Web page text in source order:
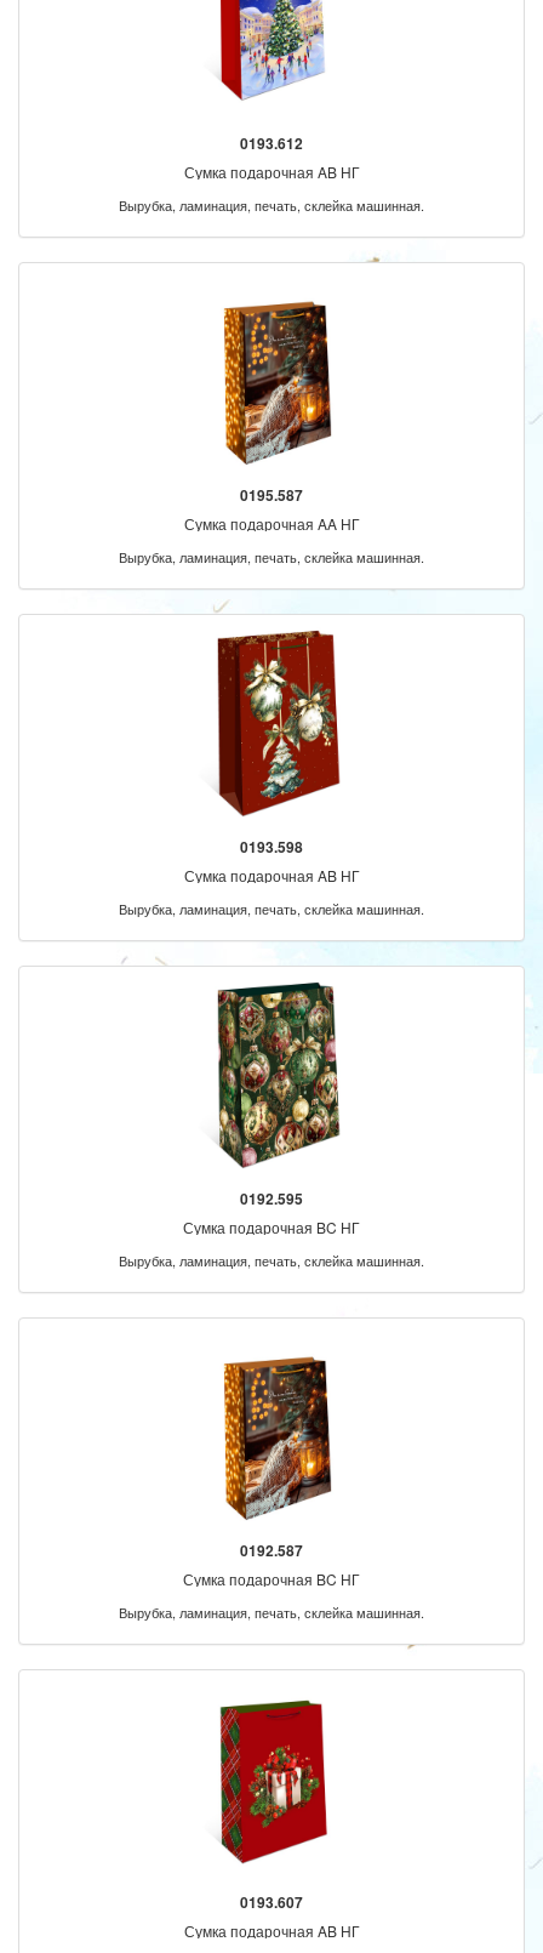
0193.612
Сумка подарочная AB НГ
Вырубка, ламинация, печать, склейка машинная.
0195.587
Сумка подарочная AA НГ
Вырубка, ламинация, печать, склейка машинная.
0193.598
Сумка подарочная AB НГ
Вырубка, ламинация, печать, склейка машинная.
0192.595
Сумка подарочная BC НГ
Вырубка, ламинация, печать, склейка машинная.
0192.587
Сумка подарочная BC НГ
Вырубка, ламинация, печать, склейка машинная.
0193.607
Сумка подарочная AB НГ